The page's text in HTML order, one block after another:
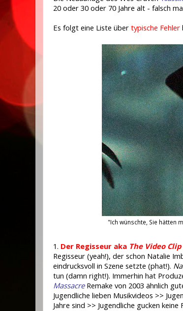
20 oder 30 oder 70 Jahre alt - falsch
Es folgt eine Liste über typische Fehler
"Ich wünschte, Sie hätten
1. Der Regisseur aka The Video
Regisseur (yeah!), der schon Natalie
eindrucksvoll in Szene setzte (phat!).
tun (damn right!). Immerhin hat
MassacreRemake von 2003 ähnlich
Jugendliche lieben Musikvideos >>
Jahre sind >> Jugendliche gucken